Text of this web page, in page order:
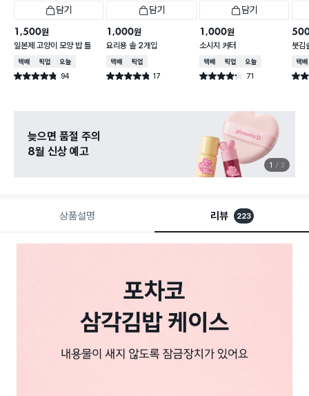
담기
1,500원
일본제 고양이 모양 밥 틀
택배배송매장픽업오늘배송
별점 4.8점 94
건 작성
담기
1,000원
요리용 솔 2개입
택배배송매장픽업
별점 4.8점 17
건 작성
담기
1,000원
소시지 커터
택배배송매장픽업오늘배송
별점 4.2점 71
건 작성
붓김
택배
별점
늦으면 품절 주의
8월 신상 예고
1 3
상품설명 리뷰 223